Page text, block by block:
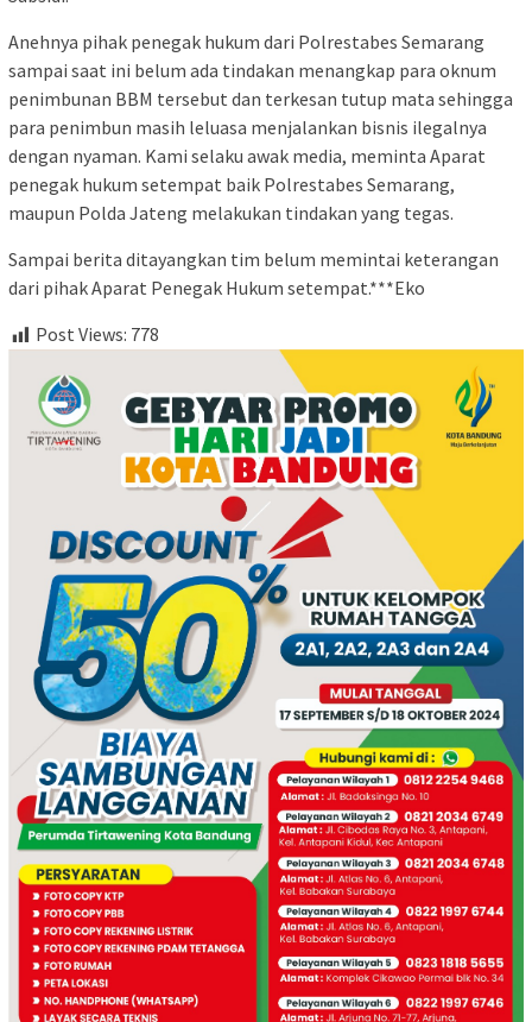
Anehnya pihak penegak hukum dari Polrestabes Semarang
sampai saat ini belum ada tindakan menangkap para oknum
penimbunan BBM tersebut dan terkesan tutup mata sehingga
para penimbun masih leluasa menjalankan bisnis ilegalnya
dengan nyaman. Kami selaku awak media, meminta Aparat
penegak hukum setempat baik Polrestabes Semarang,
maupun Polda Jateng melakukan tindakan yang tegas.
Sampai berita ditayangkan tim belum memintai keterangan
dari pihak Aparat Penegak Hukum setempat.***Eko
Post Views: 778